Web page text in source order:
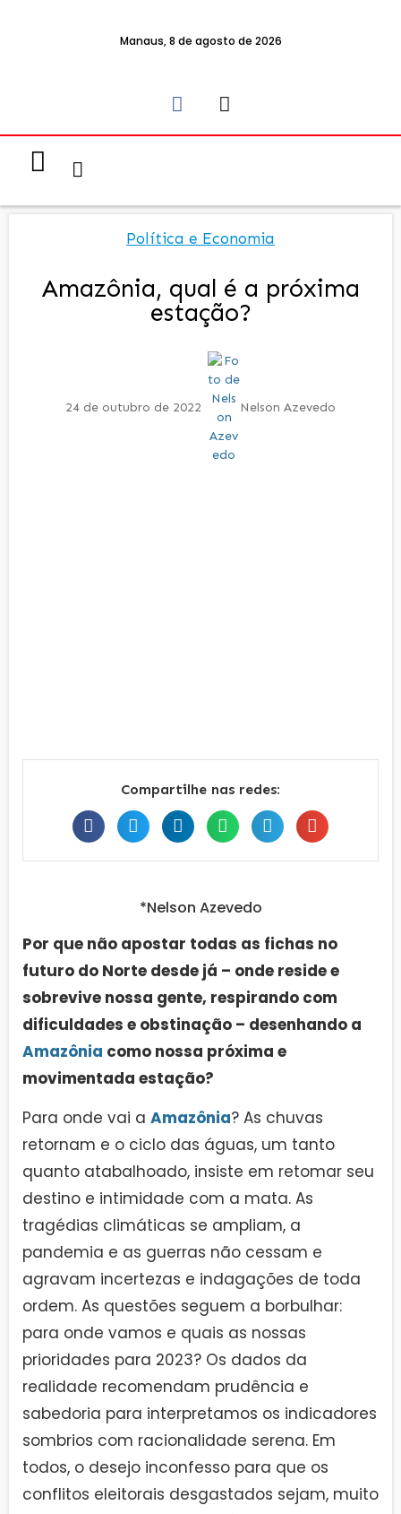
Manaus, 8 de agosto de 2026
Política e Economia
Amazônia, qual é a próxima
estação?
24 de outubro de 2022 Nelson Azevedo
Compartilhe nas redes:
*Nelson Azevedo
Por que não apostar todas as fichas no
futuro do Norte desde já – onde reside e
sobrevive nossa gente, respirando com
dificuldades e obstinação – desenhando a
Amazônia como nossa próxima e
movimentada estação?
Para onde vai a Amazônia? As chuvas
retornam e o ciclo das águas, um tanto
quanto atabalhoado, insiste em retomar seu
destino e intimidade com a mata. As
tragédias climáticas se ampliam, a
pandemia e as guerras não cessam e
agravam incertezas e indagações de toda
ordem. As questões seguem a borbulhar:
para onde vamos e quais as nossas
prioridades para 2023? Os dados da
realidade recomendam prudência e
sabedoria para interpretamos os indicadores
sombrios com racionalidade serena. Em
todos, o desejo inconfesso para que os
conflitos eleitorais desgastados sejam, muito